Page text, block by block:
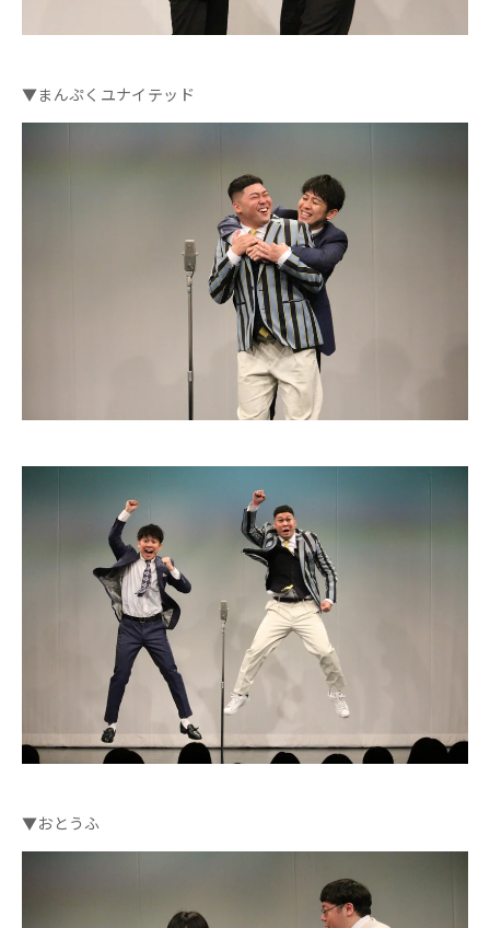
▼まんぷくユナイテッド
▼おとうふ